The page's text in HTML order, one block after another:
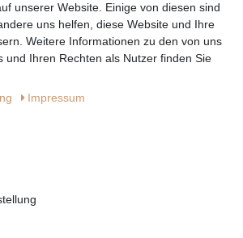
Datenschutzerklärung
unserer Website. Einige von diesen sind
uns helfen, diese Website und Ihre
Weitere Informationen zu den von uns
und Ihren Rechten als Nutzer finden Sie
Impressum